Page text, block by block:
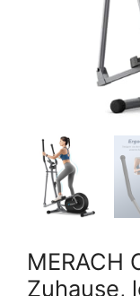
MERACH
Zuhause,